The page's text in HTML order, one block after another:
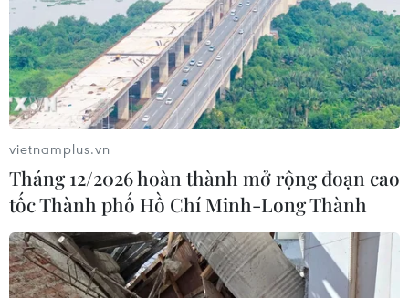
vietnamplus.vn
Tháng 12/2026 hoàn thành mở rộng đoạn cao
tốc Thành phố Hồ Chí Minh-Long Thành